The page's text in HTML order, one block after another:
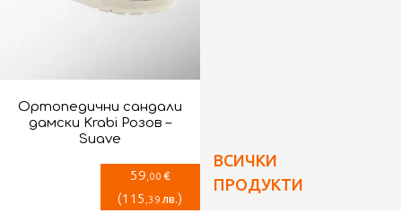
Ортопедични сандали
дамски Krabi Розов –
Suave
59 ,00 €
(115 ,39 лв.)
ВСИЧКИ
ПРОДУКТИ